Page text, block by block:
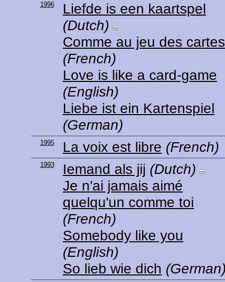
1996
Liefde is een kaartspel
(Dutch)
Comme au jeu des cartes
(French)
Love is like a card-game
(English)
Liebe ist ein Kartenspiel
(German)
1995 La voix est libre (French)
1993 Iemand als jij (Dutch)
Je n'ai jamais aimé
quelqu'un comme toi
(French)
Somebody like you
(English)
So lieb wie dich